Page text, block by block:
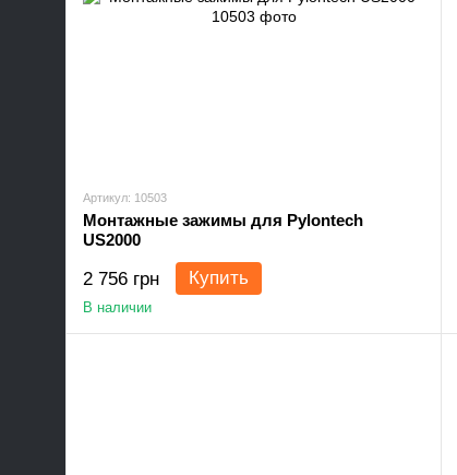
Артикул: 10503
Монтажные зажимы для Pylontech
US2000
2 756 грн Купить
В наличии